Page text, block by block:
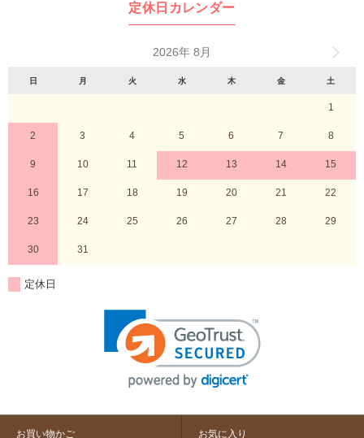
定休日カレンダー
2026年 8月
日 月 火 水 木 金 土
1
2 3 4 5 6 7 8
9 10 11 12 13 14 15
16 17 18 19 20 21 22
23 24 25 26 27 28 29
30 31
定休日
お買い物かご お気に入り